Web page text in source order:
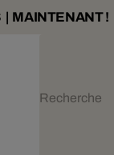
| MAINTENANT !